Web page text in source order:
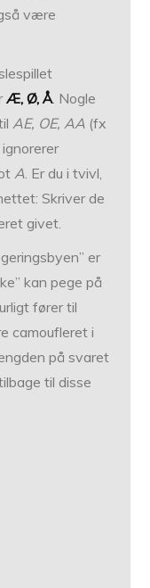
være
Æ, Ø, Å. Nogle
AE, OE, AA (fx
A. Er du i tvivl,
Skriver de
givet.
er
kan pege på
fører til
camoufleret i
på svaret
til disse